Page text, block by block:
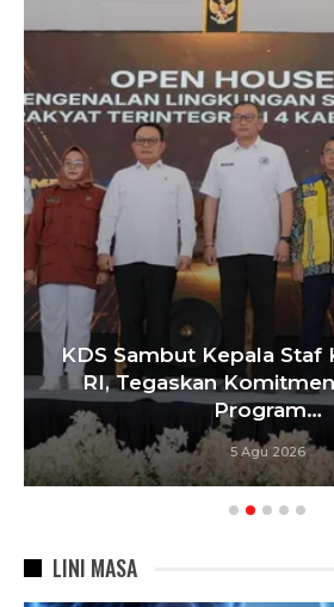
KDS Sambut Kepala Staf
RI, Tegaskan
Program…
5 Agu 2026
LINI MASA